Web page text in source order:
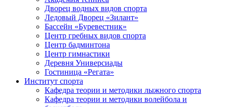
Дворец водных видов спорта
Ледовый Дворец «Зилант»
Бассейн «Буревестник»
Центр гребных видов спорта
Центр бадминтона
Центр гимнастики
Деревня Универсиады
Гостиница «Регата»
Институт спорта
Кафедра теории и методики лыжного спорта
Кафедра теории и методики волейбола и